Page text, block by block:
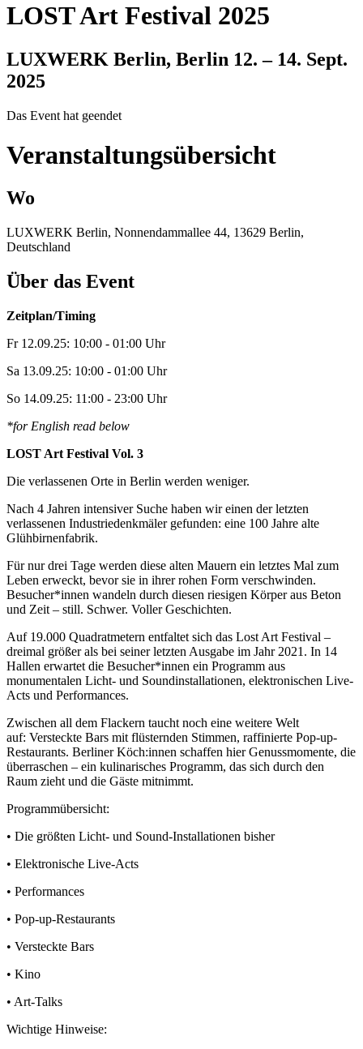
LOST Art Festival 2025
LUXWERK Berlin, Berlin 12. – 14. Sept.
2025
Das Event hat geendet
Veranstaltungsübersicht
Wo
LUXWERK Berlin, Nonnendammallee 44, 13629 Berlin,
Deutschland
Über das Event
Zeitplan/Timing
Fr 12.09.25: 10:00 - 01:00 Uhr
Sa 13.09.25: 10:00 - 01:00 Uhr
So 14.09.25: 11:00 - 23:00 Uhr
*for English read below
LOST Art Festival Vol. 3
Die verlassenen Orte in Berlin werden weniger.
Nach 4 Jahren intensiver Suche haben wir einen der letzten
verlassenen Industriedenkmäler gefunden: eine 100 Jahre alte
Glühbirnenfabrik.
Für nur drei Tage werden diese alten Mauern ein letztes Mal zum
Leben erweckt, bevor sie in ihrer rohen Form verschwinden.
Besucher*innen wandeln durch diesen riesigen Körper aus Beton
und Zeit – still. Schwer. Voller Geschichten.
Auf 19.000 Quadratmetern entfaltet sich das Lost Art Festival –
dreimal größer als bei seiner letzten Ausgabe im Jahr 2021. In 14
Hallen erwartet die Besucher*innen ein Programm aus
monumentalen Licht- und Soundinstallationen, elektronischen Live-
Acts und Performances.
Zwischen all dem Flackern taucht noch eine weitere Welt
auf: Versteckte Bars mit flüsternden Stimmen, raffinierte Pop-up-
Restaurants. Berliner Köch:innen schaffen hier Genussmomente, die
überraschen – ein kulinarisches Programm, das sich durch den
Raum zieht und die Gäste mitnimmt.
Programmübersicht:
• Die größten Licht- und Sound-Installationen bisher
• Elektronische Live-Acts
• Performances
• Pop-up-Restaurants
• Versteckte Bars
• Kino
• Art-Talks
Wichtige Hinweise: